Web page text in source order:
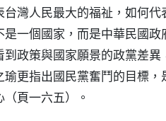
灣人民最大的福祉，如何
一個國家，而是中華民國
政策與國家願景的政黨差
更指出國民黨奮鬥的目標
頁一六五）。